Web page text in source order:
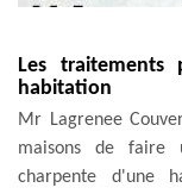
Les traitements
habitation
Mr Lagrenee
maisons de faire
charpente d'une